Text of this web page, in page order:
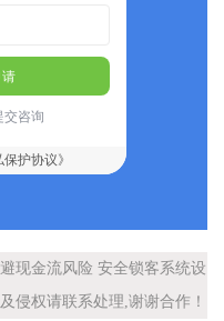
咨询
护协议》
现金流风险 安全锁客系统设
侵权请联系处理,谢谢合作！